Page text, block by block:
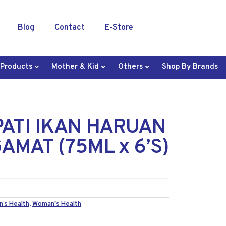
Blog Contact E-Store
Mother & Kid Others Shop By Brands
IKAN HARUAN
(75ML x 6’S)
Health,Woman's Health